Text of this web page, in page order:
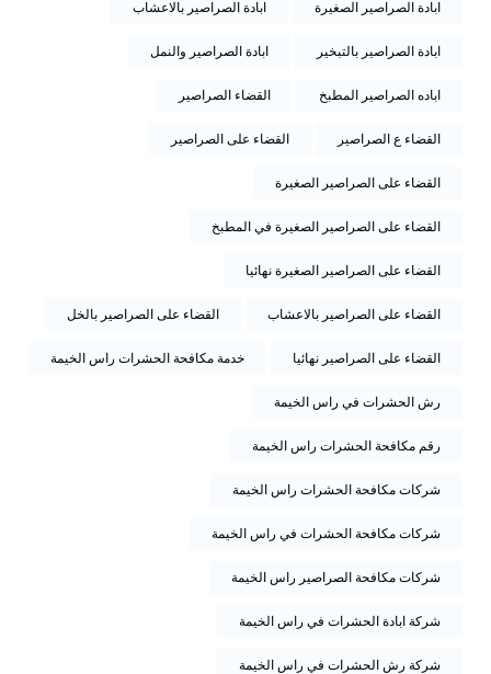
ابادة الصراصير الصغيرة ابادة الصراصير بالاعشاب
ابادة الصراصير بالتبخير ابادة الصراصير والنمل
اباده الصراصير المطبخ القضاء الصراصير
القضاء ع الصراصير القضاء على الصراصير
القضاء على الصراصير الصغيرة
القضاء على الصراصير الصغيرة في المطبخ
القضاء على الصراصير الصغيرة نهائيا
القضاء على الصراصير بالاعشاب القضاء على الصراصير بالخل
القضاء على الصراصير نهائيا خدمة مكافحة الحشرات راس الخيمة
رش الحشرات في راس الخيمة
رقم مكافحة الحشرات راس الخيمة
شركات مكافحة الحشرات راس الخيمة
شركات مكافحة الحشرات في راس الخيمة
شركات مكافحة الصراصير راس الخيمة
شركة ابادة الحشرات في راس الخيمة
شركة رش الحشرات في راس الخيمة